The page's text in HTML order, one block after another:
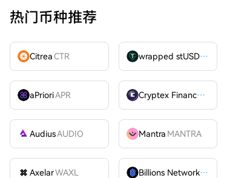
热门币种推荐
CitreaCTR wrapped stUSDT
aPrioriAPR Cryptex FinanceCTX
AudiusAUDIO Mantra MANTRA
AxelarWAXL Billions Network
BILL